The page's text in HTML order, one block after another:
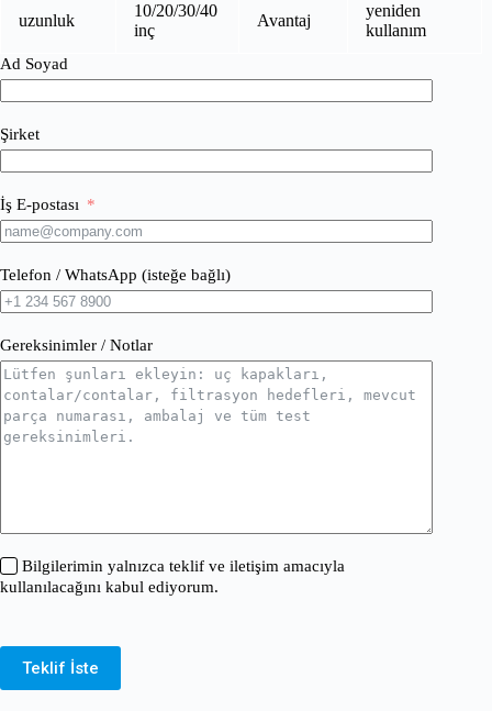
uzunluk
10/20/30/40
inç
Avantaj
yeniden
kullanım
Ad Soyad
Şirket
İş E-postası
Telefon / WhatsApp (isteğe bağlı)
Gereksinimler / Notlar
Bilgilerimin yalnızca teklif ve iletişim amacıyla
kullanılacağını kabul ediyorum.
Teklif İste